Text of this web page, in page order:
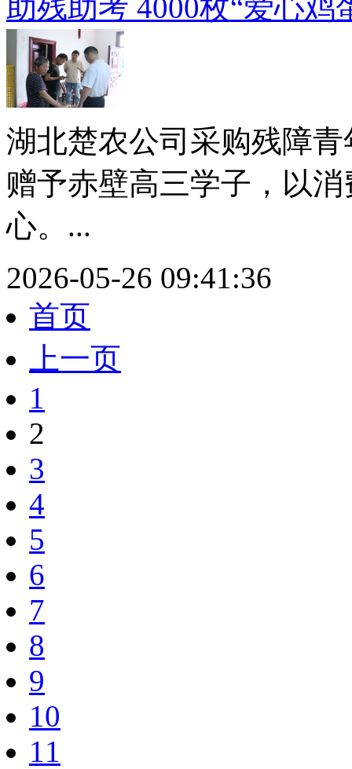
助残助考 4000枚“爱心鸡
湖北楚农公司采购残障
赠予赤壁高三学子，以
心。...
2026-05-26 09:41:36
首页
上一页
1
2
3
4
5
6
7
8
9
10
11